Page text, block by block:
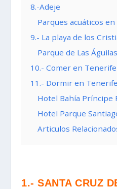
8.-Adeje
Parques acuáticos
9.- La playa de los
Parque de Las
10.- Comer en Tenerife
11.- Dormir en Tenerife
Hotel Bahía Príncipe
Hotel Parque
Articulos
1.- SANTA CRUZ